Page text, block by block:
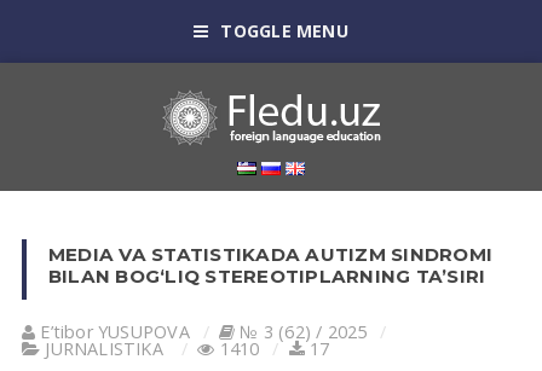
TOGGLE MENU
MEDIA VA STATISTIKADA AUTIZM SINDROMI
BILAN BOG‘LIQ STEREOTIPLARNING TA’SIRI
E’tibor YUSUPOVA № 3 (62) / 2025
JURNALISTIKA 1410 17